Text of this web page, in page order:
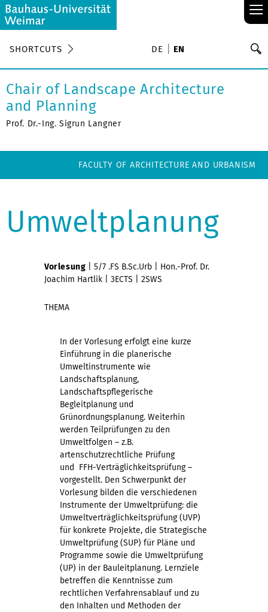
≡
SHORTCUTS DE EN
Chair of Landscape Architecture
and Planning
Prof. Dr.-Ing. Sigrun Langner
FACULTY OF ARCHITECTURE AND URBANISM
Umweltplanung
Vorlesung | 5/7 .FS B.Sc.Urb | Hon.-Prof. Dr.
Joachim Hartlik | 3ECTS | 2SWS
THEMA
In der Vorlesung erfolgt eine kurze
Einführung in die planerische
Umweltinstrumente wie
Landschaftsplanung,
Landschaftspflegerische
Begleitplanung und
Grünordnungsplanung. Weiterhin
werden Teilprüfungen zu den
Umweltfolgen – z.B.
artenschutzrechtliche Prüfung
und FFH-Verträglichkeitsprüfung –
vorgestellt. Den Schwerpunkt der
Vorlesung bilden die verschiedenen
Instrumente der Umweltprüfung: die
Umweltverträglichkeitsprüfung (UVP)
für konkrete Projekte, die Strategische
Umweltprüfung (SUP) für Pläne und
Programme sowie die Umweltprüfung
(UP) in der Bauleitplanung. Lernziele
betreffen die Kenntnisse zum
rechtlichen Verfahrensablauf und zu
den Inhalten und Methoden der